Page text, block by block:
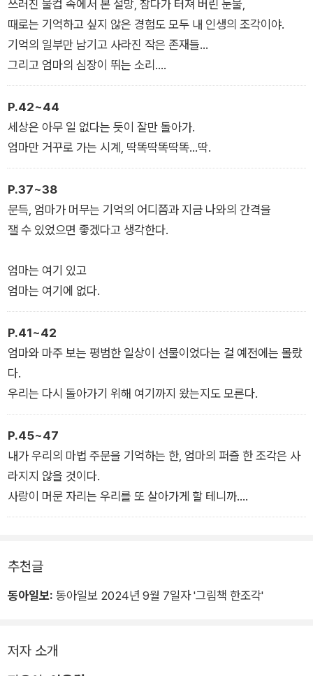
다운 하늘빛…. 이런 눈부시게 화사한 장면들은 마치, 기억을 잃
는다 해도 엄마의 사랑은 추억이 되어 우리 가슴 속에 따뜻하게
빛나고 있다고 말하는 것만 같다.
또한 이은경 작가의 시적인 글이 그림과 만나 깊이를 더한다. “나
는 인생이 종종 퍼즐 같다고 생각해.”로 시작하며 엄마의 치매를
‘퍼즐’이라는, 은유적인 방식으로 풀어낸 것뿐 아니라 여백이 느
껴지는 문장이 독자들의 마음을 머물게 하고 문장을 곱씹게 한다.
쓰러진 물컵 속에서 본 절망, 참다가 터져 버린 눈물,
때로는 기억하고 싶지 않은 경험도 모두 내 인생의 조각이야.
기억의 일부만 남기고 사라진 작은 존재들…
그리고 엄마의 심장이 뛰는 소리….
P.42~44
세상은 아무 일 없다는 듯이 잘만 돌아가.
엄마만 거꾸로 가는 시계, 딱똑딱똑딱똑…딱.
P.37~38
문득, 엄마가 머무는 기억의 어디쯤과 지금 나와의 간격을
잴 수 있었으면 좋겠다고 생각한다.
엄마는 여기 있고
엄마는 여기에 없다.
P.41~42
엄마와 마주 보는 평범한 일상이 선물이었다는 걸 예전에는 몰랐
다.
우리는 다시 돌아가기 위해 여기까지 왔는지도 모른다.
P.45~47
내가 우리의 마법 주문을 기억하는 한, 엄마의 퍼즐 한 조각은 사
라지지 않을 것이다.
사랑이 머문 자리는 우리를 또 살아가게 할 테니까….
추천글
동아일보: 동아일보 2024년 9월 7일자 '그림책 한조각'
저자 소개